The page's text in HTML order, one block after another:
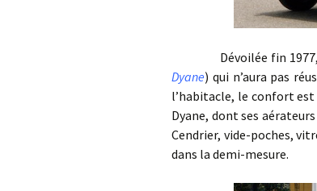
Dévoilée fin 1977,
Dyane) qui n’aura pas
l’habitacle, le confort
Dyane, dont ses
Cendrier, vide-poches,
dans la demi-mesure.